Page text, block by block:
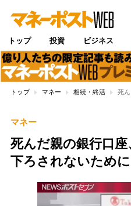
トップ 投資 ビジネス
トップ マネー 相続・終活 死
マネー
死んだ親の銀行口
下ろされないために